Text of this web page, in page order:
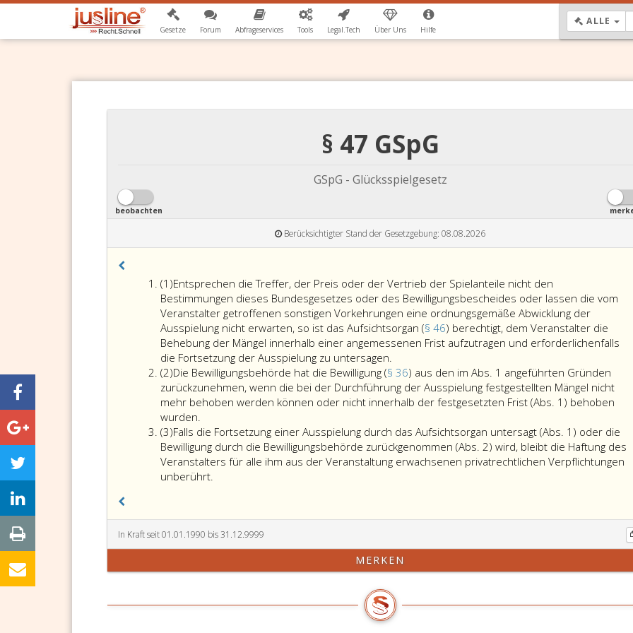
Gesetze Forum Abfrageservices Tools Legal.Tech Über Uns Hilfe
ALLE
§ 47 GSpG
GSpG - Glücksspielgesetz
beobachten
Berücksichtigter Stand der Gesetzgebung: 08.08.2026
(1)Absatz
eins
Entsprechen die Treffer, der Preis oder der Vertrieb der Spielanteile nicht den
Bestimmungen dieses Bundesgesetzes oder des Bewilligungsbescheides oder lassen die vom
Veranstalter getroffenen sonstigen Vorkehrungen eine ordnungsgemäße Abwicklung der
Ausspielung nicht erwarten, so ist das Aufsichtsorgan (§ 46) berechtigt, dem Veranstalter die
Behebung der Mängel innerhalb einer angemessenen Frist aufzutragen und erforderlichenfalls
die Fortsetzung der Ausspielung zu untersagen.
die
Treffer,
der
oder
der
Vertrieb
den
dieses
Bundesgesetzes
des
Bewilligungsbescheides
(2)Absatz
2
Die Bewilligungsbehörde hat die Bewilligung (§ 36) aus den im Abs. 1 angeführten Gründen
zurückzunehmen, wenn die bei der Durchführung der Ausspielung festgestellten Mängel nicht
mehr behoben werden können oder nicht innerhalb der festgesetzten Frist (Abs. 1) behoben
wurden.
Bewilligungsbehörde
hat
die
Bewilligung
aus
den
im
Gründen
(3)Absatz
3
Falls die Fortsetzung einer Ausspielung durch das Aufsichtsorgan untersagt (Abs. 1) oder die
Bewilligung durch die Bewilligungsbehörde zurückgenommen (Abs. 2) wird, bleibt die Haftung des
Veranstalters für alle ihm aus der Veranstaltung erwachsenen privatrechtlichen Verpflichtungen
unberührt.
einer
Ausspielung
durch
(Absatz
In Kraft seit 01.01.1990 bis 31.12.9999
MERKEN